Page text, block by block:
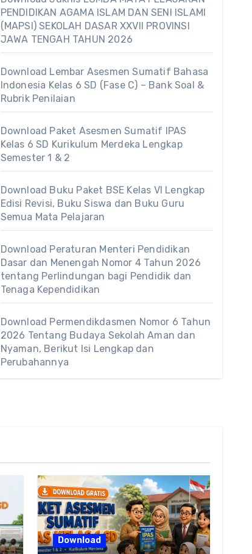
PENDIDIKAN AGAMA ISLAM DAN SENI ISLAMI
(MAPSI) SEKOLAH DASAR XXVII PROVINSI
JAWA TENGAH TAHUN 2026
Download Lembar Asesmen Sumatif Bahasa
Indonesia Kelas 6 SD (Fase C) – Bank Soal &
Rubrik Penilaian
Download Paket Asesmen Sumatif IPAS
Kelas 6 SD Kurikulum Merdeka Lengkap
Semester 1 & 2
Download Buku Paket BSE Kelas VI Lengkap
Edisi Revisi, Buku Siswa dan Buku Guru
Semua Mata Pelajaran
Download Peraturan Menteri Pendidikan
Dasar dan Menengah Nomor 4 Tahun 2026
tentang Perlindungan bagi Pendidik dan
Tenaga Kependidikan
Download Permendikdasmen Nomor 6 Tahun
2026 Tentang Budaya Sekolah Aman dan
Nyaman, Berikut Isi Lengkap dan
Perubahannya
Download